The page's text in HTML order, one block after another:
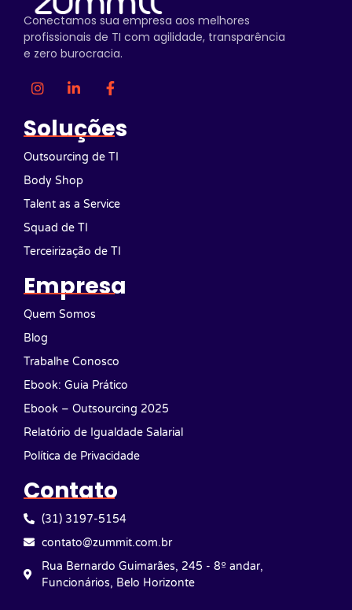
Conectamos sua empresa aos melhores
profissionais de TI com agilidade, transparência
e zero burocracia.
Soluções
Outsourcing de TI
Body Shop
Talent as a Service
Squad de TI
Terceirização de TI
Empresa
Quem Somos
Blog
Trabalhe Conosco
Ebook: Guia Prático
Ebook – Outsourcing 2025
Relatório de Igualdade Salarial
Política de Privacidade
Contato
(31) 3197-5154
contato@zummit.com.br
Rua Bernardo Guimarães, 245 - 8º andar,
Funcionários, Belo Horizonte